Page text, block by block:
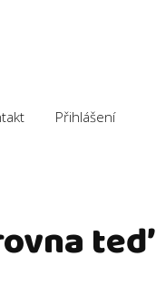
Přihlášení
teď